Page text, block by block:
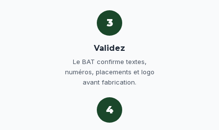
3
Validez
Le BAT confirme textes,
numéros, placements et logo
avant fabrication.
4